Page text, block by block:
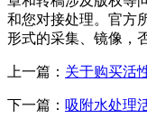
和您对接处理。官方
形式的采集、镜像，
上一篇： 关于购买活
下一篇： 吸附水处理